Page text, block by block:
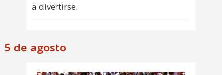
a divertirse.
5 de agosto